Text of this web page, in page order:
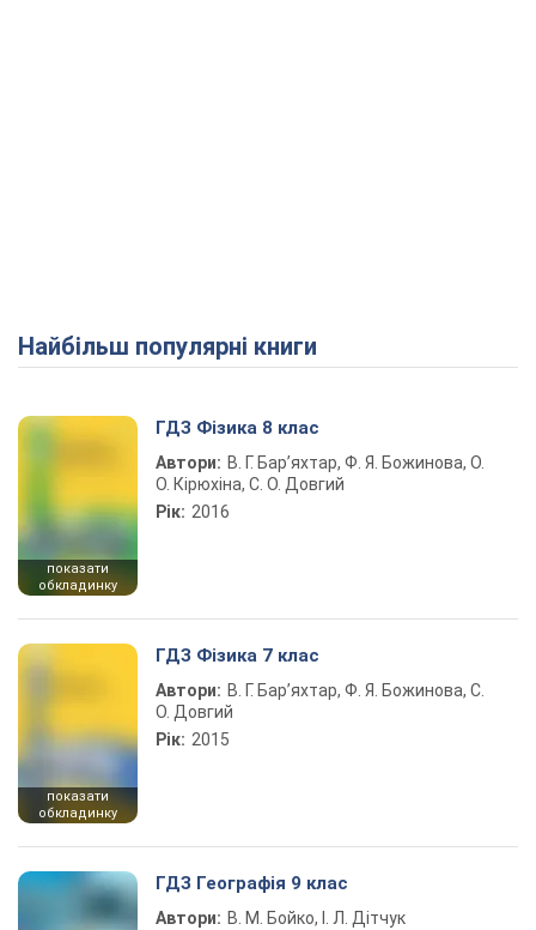
Найбільш популярні книги
показати
обкладинку
ГДЗ Фізика 8 клас
Автори: В. Г. Бар’яхтар, Ф. Я. Божинова, О.
О. Кірюхіна, С. О. Довгий
Рік: 2016
показати
обкладинку
ГДЗ Фізика 7 клас
Автори: В. Г. Бар’яхтар, Ф. Я. Божинова, С.
О. Довгий
Рік: 2015
ГДЗ Географія 9 клас
Автори: В. М. Бойко, І. Л. Дітчук